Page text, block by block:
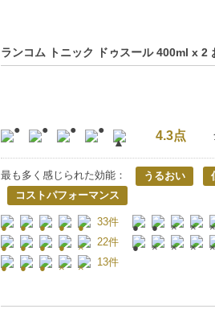
ランコム トニック ドゥスール 400ml x 2
4.3点
最も多く感じられた効能： うるおい
コストパフォーマンス
33件
22件
13件